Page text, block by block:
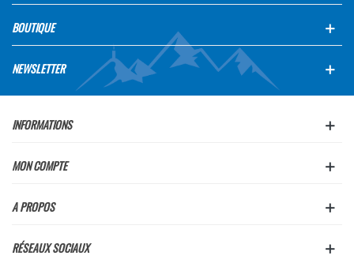
BOUTIQUE
NEWSLETTER
INFORMATIONS
MON COMPTE
A PROPOS
RÉSEAUX SOCIAUX